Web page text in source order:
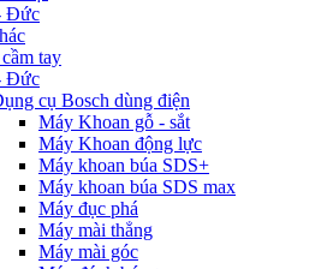
Đức
tay
Đức
cụ Bosch dùng điện
Máy Khoan gỗ - sắt
Máy Khoan động lực
Máy khoan búa SDS+
Máy khoan búa SDS max
Máy đục phá
Máy mài thẳng
Máy mài góc